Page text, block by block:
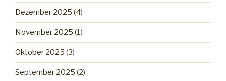
Dezember 2025 (4)
November 2025 (1)
Oktober 2025 (3)
September 2025 (2)